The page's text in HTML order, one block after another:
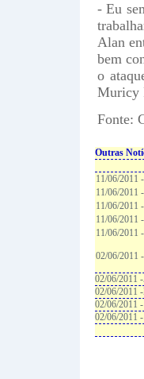
- Eu
Alan
bem
o
Muricy
Fonte:
Outras
11/06/2011
11/06/2011
11/06/2011
11/06/2011
11/06/2011
02/06/2011
02/06/2011
02/06/2011
02/06/2011
02/06/2011 -